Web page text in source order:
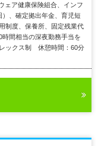
ェア健康保険組合、インフ
、確定拠出年金、育児短
制度、保養所、固定残業代
間相当の深夜勤務手当を
ックス制 休憩時間：60分